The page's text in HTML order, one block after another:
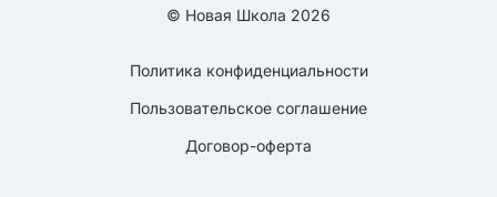
© Новая Школа 2026
Политика конфиденциальности
Пользовательское соглашение
Договор-оферта